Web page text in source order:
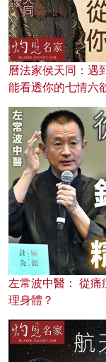
曆法家侯天同：遇
能看透你的七情六
左常波中醫： 從痛
理身體？